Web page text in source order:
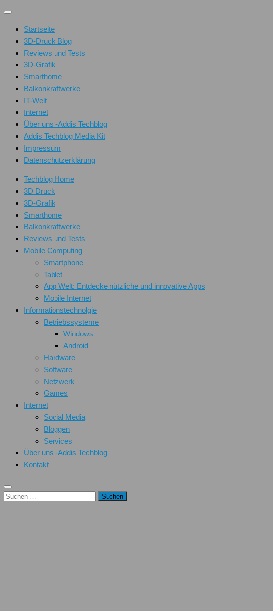
Unter
Inhalt
Startseite
3D-Druck Blog
Reviews und Tests
3D-Grafik
Smarthome
Balkonkraftwerke
IT-Welt
Internet
Über uns -Addis Techblog
Addis Techblog Media Kit
Impressum
Datenschutzerklärung
Techblog Home
3D Druck
3D-Grafik
Smarthome
Balkonkraftwerke
Reviews und Tests
Mobile Computing
Smartphone
Tablet
App Welt: Entdecke nützliche und innovative Apps
Mobile Internet
Informationstechnolgie
Betriebssysteme
Windows
Android
Hardware
Software
Netzwerk
Games
Internet
Social Media
Bloggen
Services
Über uns -Addis Techblog
Kontakt
Suchen